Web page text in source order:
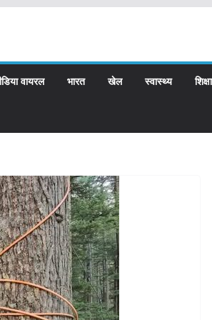
वायरल भारत खेल स्वास्थ्य शिक्षा